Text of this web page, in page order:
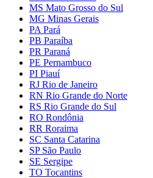
MS Mato Grosso do Sul
MG Minas Gerais
PA Pará
PB Paraíba
PR Paraná
PE Pernambuco
PI Piauí
RJ Rio de Janeiro
RN Rio Grande do Norte
RS Rio Grande do Sul
RO Rondônia
RR Roraima
SC Santa Catarina
SP São Paulo
SE Sergipe
TO Tocantins